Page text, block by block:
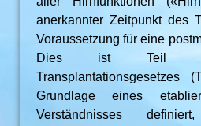
anerkannter Zeitpunkt des
Voraussetzung für eine
Dies ist Teil
Grundlage eines
Verständnisses